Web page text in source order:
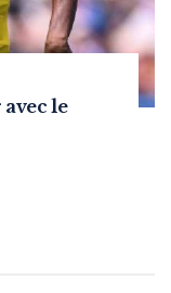
avec le